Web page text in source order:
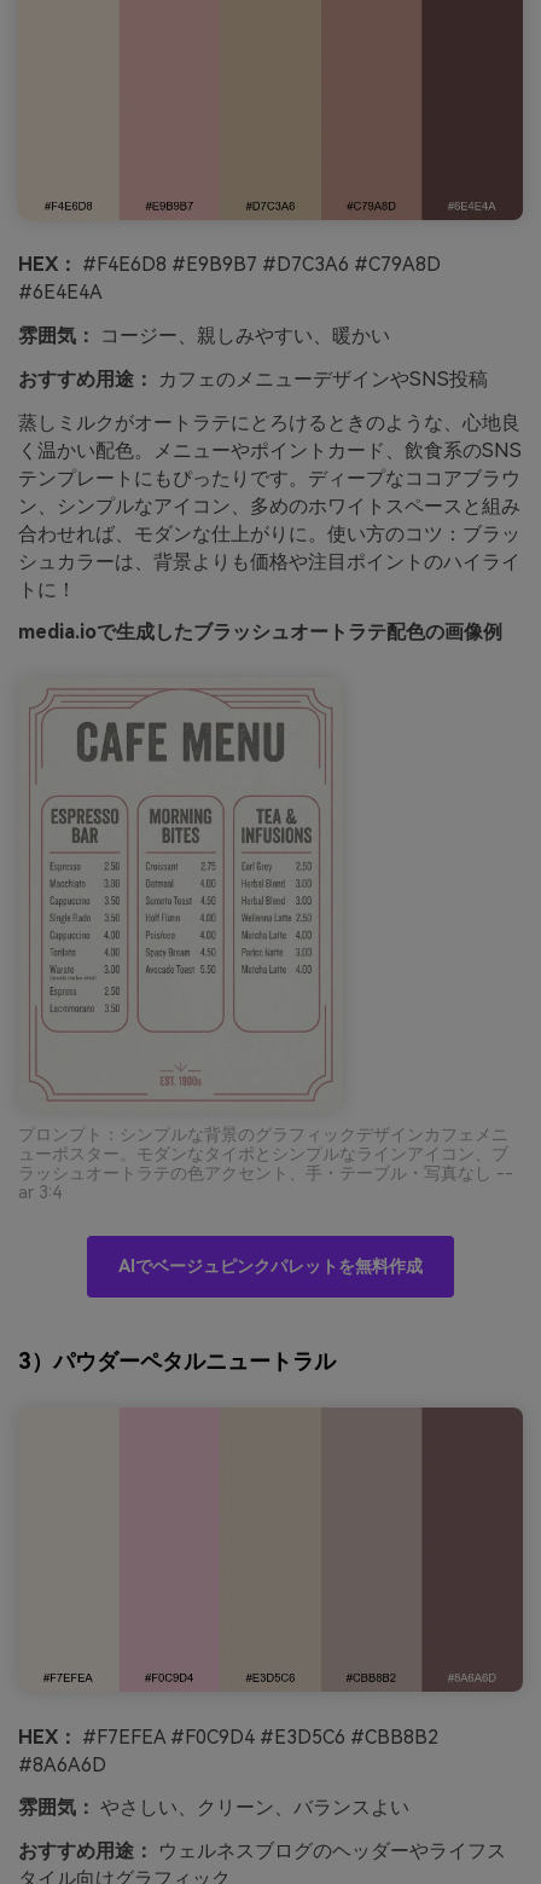
HEX： #F4E6D8 #E9B9B7 #D7C3A6 #C79A8D
#6E4E4A
雰囲気：
コージー、親しみやすい、暖かい
おすすめ用途：
カフェのメニューデザインやSNS投稿
蒸しミルクがオートラテにとろけるときのような、心地良
く温かい配色。メニューやポイントカード、飲食系のSNS
テンプレートにもぴったりです。ディープなココアブラウ
ン、シンプルなアイコン、多めのホワイトスペースと組み
合わせれば、モダンな仕上がりに。使い方のコツ：ブラッ
シュカラーは、背景よりも価格や注目ポイントのハイライ
トに！
media.ioで生成したブラッシュオートラテ配色の画像例
プロンプト：シンプルな背景のグラフィックデザインカフェメニ
ューポスター。モダンなタイポとシンプルなラインアイコン、ブ
ラッシュオートラテの色アクセント、手・テーブル・写真なし --
ar 3:4
AIでベージュピンクパレットを無料作成
3）パウダーペタルニュートラル
HEX： #F7EFEA #F0C9D4 #E3D5C6 #CBB8B2
#8A6A6D
雰囲気： やさしい、クリーン、バランスよい
おすすめ用途：
ウェルネスブログのヘッダーやライフス
タイル向けグラフィック